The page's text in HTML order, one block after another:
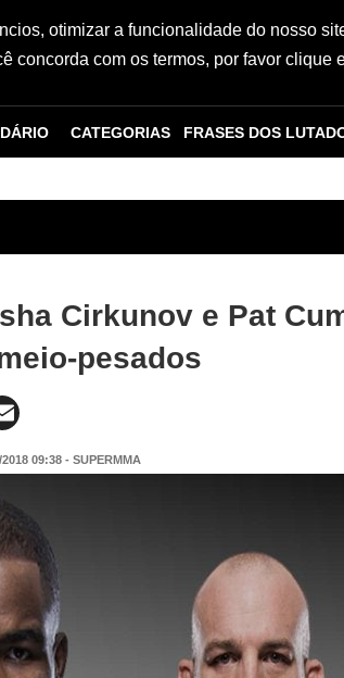
otimizar a funcionalidade do nosso
concorda com os termos, por favor clique
CATEGORIAS FRASES DOS
Cirkunov e Pat
pesados
09:38 - SUPERMMA